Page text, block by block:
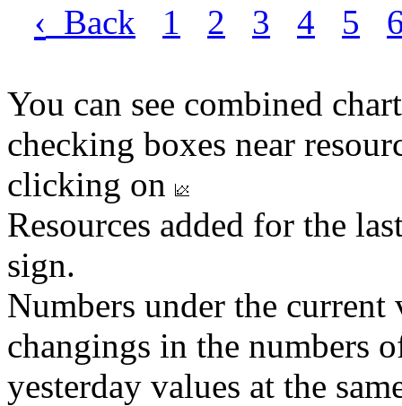
‹ Back 1 2 3 4 5
You can see combined
checking boxes near
clicking on
Resources added for the
sign.
Numbers under the
changings in the numbers
yesterday values at the